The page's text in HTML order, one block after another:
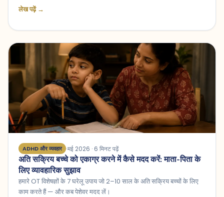
लेख पढ़ें →
ADHD और व्यवहार मई 2026 · 6 मिनट पढ़ें
अति सक्रिय बच्चे को एकाग्र करने में कैसे मदद करें: माता-पिता के
लिए व्यावहारिक सुझाव
हमारे OT विशेषज्ञों के 7 घरेलू उपाय जो 2–10 साल के अति सक्रिय बच्चों के लिए
काम करते हैं — और कब पेशेवर मदद लें।